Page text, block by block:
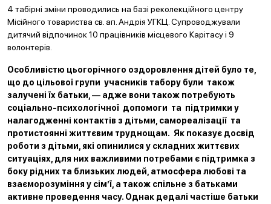
4 табірні зміни проводились на базі реколекційного центру
Місійного товариства св. ап. Андрія УГКЦ. Супроводжували
дитячий відпочинок 10 працівників місцевого Карітасу і 9
волонтерів.
Особливістю цьогорічного оздоровлення дітей було те,
що до цільової групи учасників табору були також
залучені їх батьки, — адже вони також потребують
соціально-психологічної допомоги та підтримки у
налагодженні контактів з дітьми, самореалізації та
протистоянні життєвим труднощам. Як показує досвід
роботи з дітьми, які опинилися у складних життєвих
ситуаціях, для них важливими потребами є підтримка з
боку рідних та близьких людей, атмосфера любові та
взаєморозуміння у сім’ї, а також спільне з батьками
активне проведення часу. Однак дедалі частіше батьки